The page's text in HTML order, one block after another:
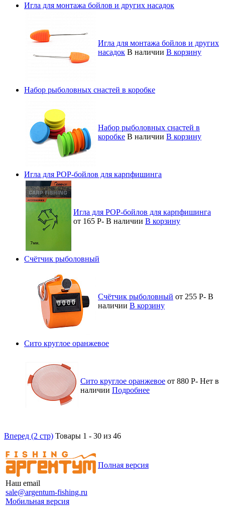
Игла для монтажа бойлов и других насадок
Игла для монтажа бойлов и других
насадок В наличии В корзину
Набор рыболовных снастей в коробке
Набор рыболовных снастей в
коробке В наличии В корзину
Игла для POP-бойлов для карпфишинга
Игла для POP-бойлов для карпфишинга
от 165 Р- В наличии В корзину
Счётчик рыболовный
Счётчик рыболовный от 255 Р- В
наличии В корзину
Сито круглое оранжевое
Сито круглое оранжевое от 880 Р- Нет в
наличии Подробнее
Вперед (2 стр) Товары 1 - 30 из 46
Наш email
sale@argentum-fishing.ru
Мобильная версия
Полная версия